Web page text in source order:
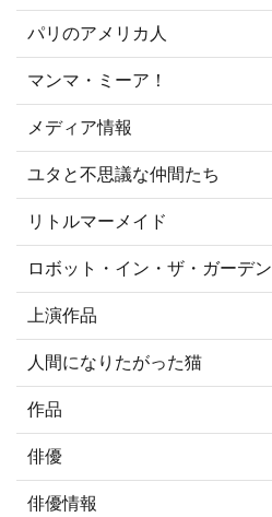
パリのアメリカ人
マンマ・ミーア！
メディア情報
ユタと不思議な仲間たち
リトルマーメイド
ロボット・イン・ザ・ガーデン
上演作品
人間になりたがった猫
作品
俳優
俳優情報